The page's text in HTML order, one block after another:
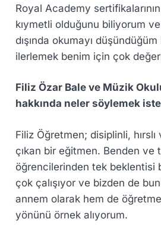
Royal Academy
kıymetli olduğunu biliyorum
dışında okumayı
ilerlemek benim için çok
Filiz Özar Bale ve Müzik
hakkında neler söylemek
Filiz Öğretmen; disiplinli,
çıkan bir eğitmen. Benden ve
öğrencilerinden tek beklentisi
çok çalışıyor ve bizden de
annem olarak hem de
yönünü örnek alıyorum.